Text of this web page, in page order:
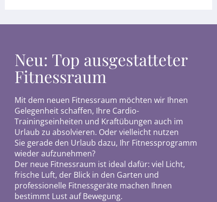
Neu: Top ausgestatteter
Fitnessraum
Mit dem neuen Fitnessraum möchten wir Ihnen
Gelegenheit schaffen, Ihre Cardio-
Trainingseinheiten und Kraftübungen auch im
Urlaub zu absolvieren. Oder vielleicht nutzen
Sie gerade den Urlaub dazu, Ihr Fitnessprogramm
wieder aufzunehmen?
Der neue Fitnessraum ist ideal dafür: viel Licht,
frische Luft, der Blick in den Garten und
professionelle Fitnessgeräte machen Ihnen
bestimmt Lust auf Bewegung.